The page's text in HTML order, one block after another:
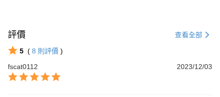
評價 查看全部
5 ( 8 則評價 )
fscat0112
2023/12/03